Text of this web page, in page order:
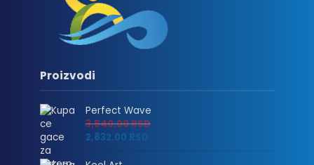
Proizvodi
Perfect Wave
3,540.00RSD
2,832.00 RSD